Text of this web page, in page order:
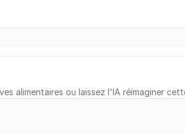
alimentaires ou laissez l'IA réimaginer